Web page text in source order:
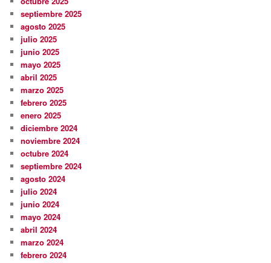
septiembre 2025
agosto 2025
julio 2025
junio 2025
mayo 2025
abril 2025
marzo 2025
febrero 2025
enero 2025
diciembre 2024
noviembre 2024
octubre 2024
septiembre 2024
agosto 2024
julio 2024
junio 2024
mayo 2024
abril 2024
marzo 2024
febrero 2024